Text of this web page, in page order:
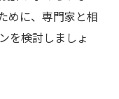
めに、専門家と相
を検討しましょ